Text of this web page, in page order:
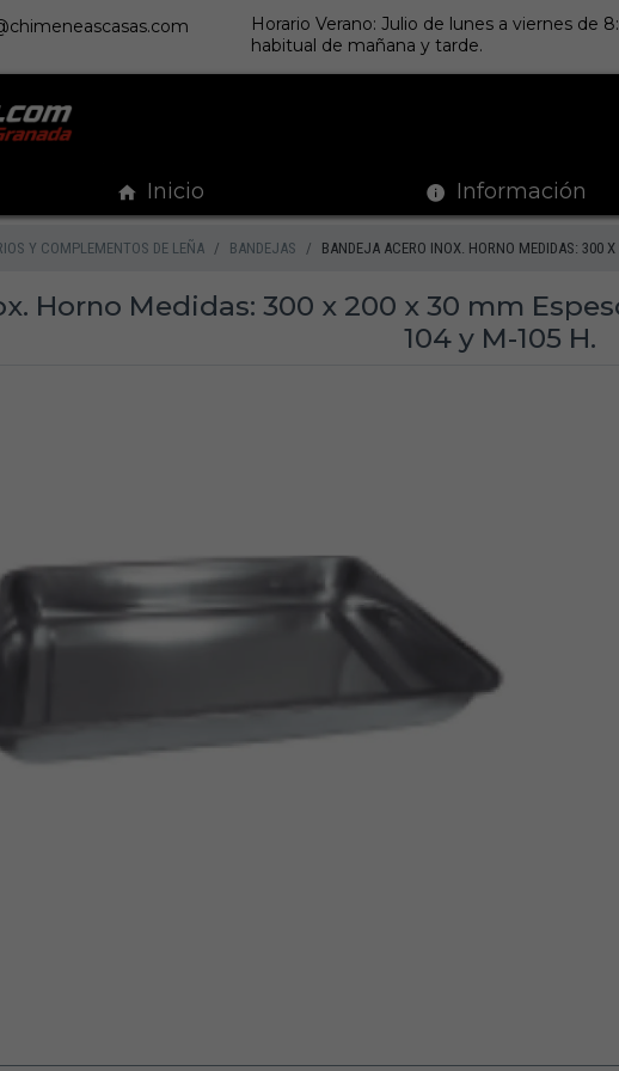
Horario Verano: Julio de lunes a viernes de
habitual de mañana y tarde.
Inicio Información
Y COMPLEMENTOS DE LEÑA BANDEJAS BANDEJA ACERO INOX. HORNO MEDIDAS: 300
Horno Medidas: 300 x 200 x 30 mm
104 y M-105 H.